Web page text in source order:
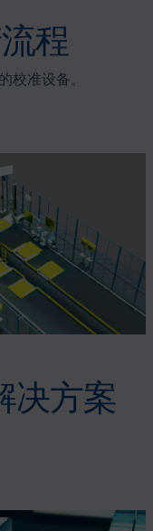
程
校准设备。
决方案